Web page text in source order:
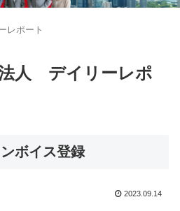
レポート
人 デイリーレポ
ボイス登録
2023.09.14